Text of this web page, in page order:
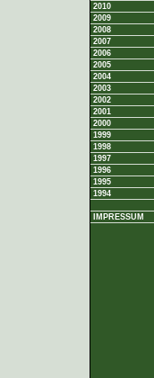
2010
2009
2008
2007
2006
2005
2004
2003
2002
2001
2000
1999
1998
1997
1996
1995
1994
IMPRESSUM